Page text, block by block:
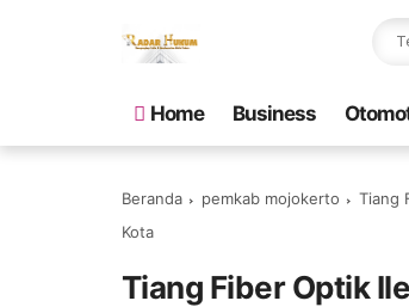
Home Business
Beranda pemkab mojokerto
Tiang
Kota
Tiang Fiber Optik